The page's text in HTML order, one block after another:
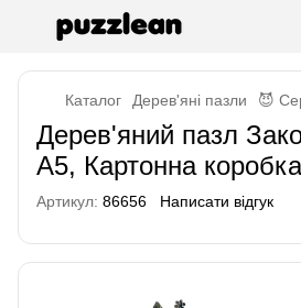
Каталог Дерев'яні пазли 😈
Дерев'яний пазл
А5, Картонна коробка
Артикул: 86656 Написати відгук